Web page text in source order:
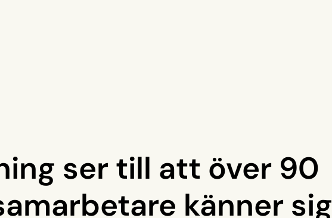
ser till att över 90
känner sig